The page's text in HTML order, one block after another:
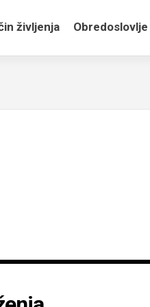
življenja Obredoslovlje